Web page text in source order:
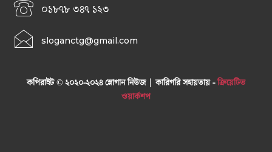
০১৮৭৮ ৩৪৭ ১২৩
sloganctg@gmail.com
কপিরাইট © ২০২০-২০২৪ স্লোগান নিউজ | কারিগরি সহায়তায় -ক্রিয়েটিভ
ওয়ার্কশপ